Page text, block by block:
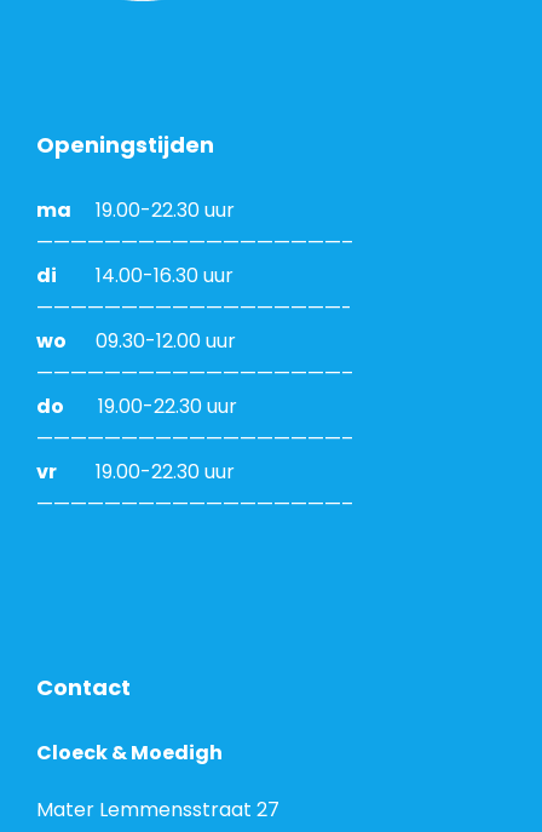
Openingstijden
ma 19.00-22.30 uur
——————————————————–
di 14.00-16.30 uur
——————————————————-
wo 09.30-12.00 uur
——————————————————–
do 19.00-22.30 uur
——————————————————–
vr 19.00-22.30 uur
——————————————————–
Contact
Cloeck & Moedigh
Mater Lemmensstraat 27